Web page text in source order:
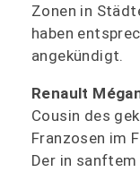
Zonen in
haben
angekündigt.
Renault
Cousin des
Franzosen im
Der in